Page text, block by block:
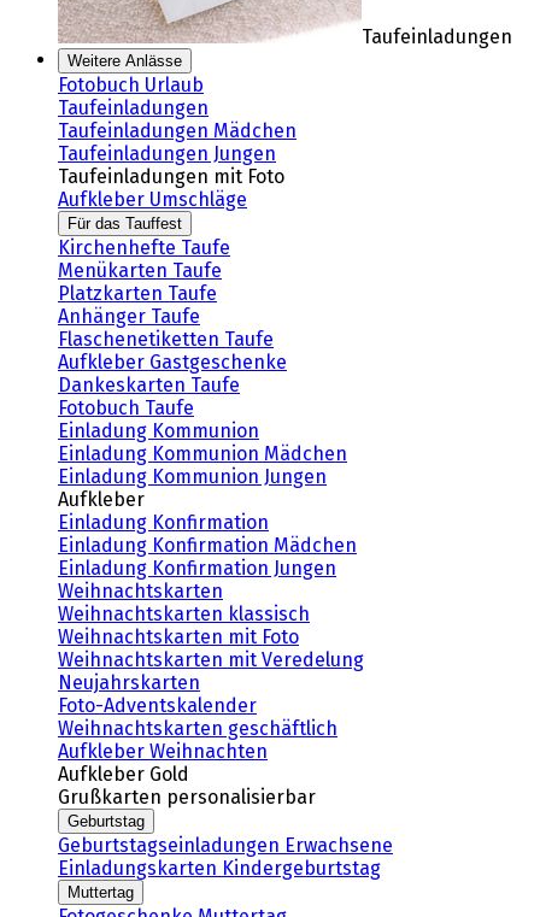
Taufeinladungen
Weitere Anlässe
Fotobuch Urlaub
Taufeinladungen
Taufeinladungen Mädchen
Taufeinladungen Jungen
Taufeinladungen mit Foto
Aufkleber Umschläge
Für das Tauffest
Kirchenhefte Taufe
Menükarten Taufe
Platzkarten Taufe
Anhänger Taufe
Flaschenetiketten Taufe
Aufkleber Gastgeschenke
Dankeskarten Taufe
Fotobuch Taufe
Einladung Kommunion
Einladung Kommunion Mädchen
Einladung Kommunion Jungen
Aufkleber
Einladung Konfirmation
Einladung Konfirmation Mädchen
Einladung Konfirmation Jungen
Weihnachtskarten
Weihnachtskarten klassisch
Weihnachtskarten mit Foto
Weihnachtskarten mit Veredelung
Neujahrskarten
Foto-Adventskalender
Weihnachtskarten geschäftlich
Aufkleber Weihnachten
Aufkleber Gold
Grußkarten personalisierbar
Geburtstag
Geburtstagseinladungen Erwachsene
Einladungskarten Kindergeburtstag
Muttertag